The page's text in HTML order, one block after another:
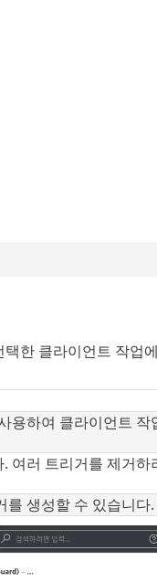
한 클라이언트 작업
용하여 클라이언트
여러 트리거를 제거
생성할 수 있습니